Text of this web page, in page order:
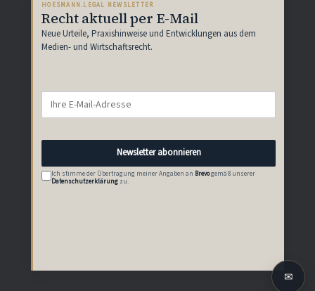
HOESMANN.LEGAL NEWSLETTER
Recht aktuell per E-Mail
Neue Urteile, Praxishinweise und Entwicklungen aus dem
Medien- und Wirtschaftsrecht.
Newsletter abonnieren
Ich stimme der Übertragung meiner Angaben an Brevogemäß unserer
Datenschutzerklärung zu.
✉